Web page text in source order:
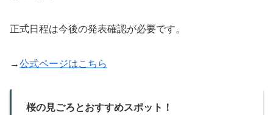
正式日程は今後の発表確認が必要です。
→公式ページはこちら
桜の見ごろとおすすめスポット！